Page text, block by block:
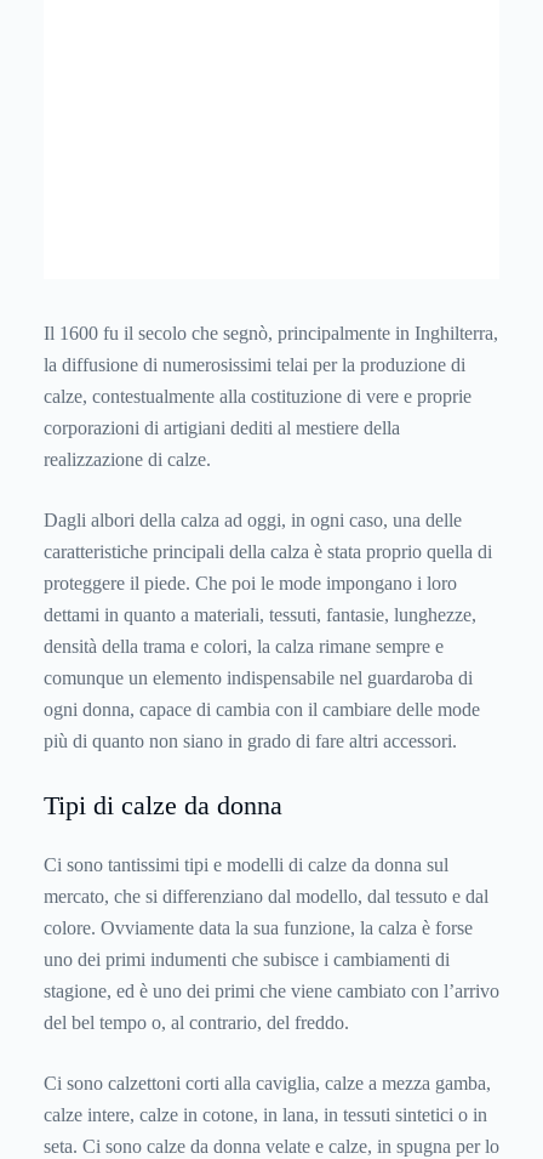
Il 1600 fu il secolo che segnò, principalmente in Inghilterra,
la diffusione di numerosissimi telai per la produzione di
calze, contestualmente alla costituzione di vere e proprie
corporazioni di artigiani dediti al mestiere della
realizzazione di calze.
Dagli albori della calza ad oggi, in ogni caso, una delle
caratteristiche principali della calza è stata proprio quella di
proteggere il piede. Che poi le mode impongano i loro
dettami in quanto a materiali, tessuti, fantasie, lunghezze,
densità della trama e colori, la calza rimane sempre e
comunque un elemento indispensabile nel guardaroba di
ogni donna, capace di cambia con il cambiare delle mode
più di quanto non siano in grado di fare altri accessori.
Tipi di calze da donna
Ci sono tantissimi tipi e modelli di calze da donna sul
mercato, che si differenziano dal modello, dal tessuto e dal
colore. Ovviamente data la sua funzione, la calza è forse
uno dei primi indumenti che subisce i cambiamenti di
stagione, ed è uno dei primi che viene cambiato con l’arrivo
del bel tempo o, al contrario, del freddo.
Ci sono calzettoni corti alla caviglia, calze a mezza gamba,
calze intere, calze in cotone, in lana, in tessuti sintetici o in
seta. Ci sono calze da donna velate e calze, in spugna per lo